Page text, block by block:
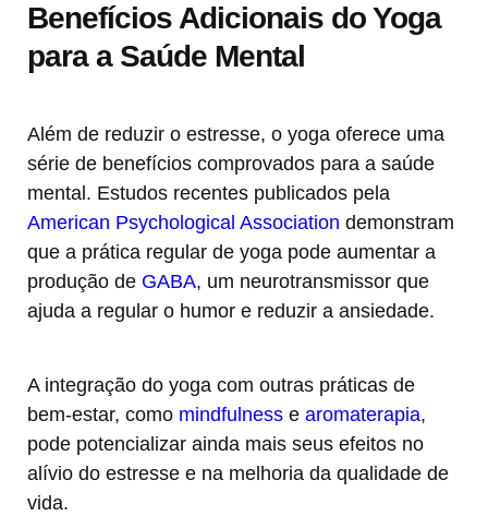
Benefícios Adicionais do Yoga
para a Saúde Mental
Além de reduzir o estresse, o yoga oferece uma
série de benefícios comprovados para a saúde
mental. Estudos recentes publicados pela
American Psychological Association demonstram
que a prática regular de yoga pode aumentar a
produção de GABA, um neurotransmissor que
ajuda a regular o humor e reduzir a ansiedade.
A integração do yoga com outras práticas de
bem-estar, como mindfulness e aromaterapia,
pode potencializar ainda mais seus efeitos no
alívio do estresse e na melhoria da qualidade de
vida.